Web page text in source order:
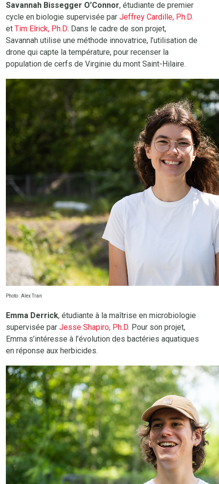
Savannah Bissegger O’Connor, étudiante de premier
cycle en biologie supervisée par Jeffrey Cardille, Ph.D.
et Tim Elrick, Ph.D. Dans le cadre de son projet,
Savannah utilise une méthode innovatrice, l’utilisation de
drone qui capte la température, pour recenser la
population de cerfs de Virginie du mont Saint-Hilaire.
Photo : Alex Tran
Emma Derrick, étudiante à la maîtrise en microbiologie
supervisée par Jesse Shapiro, Ph.D. Pour son projet,
Emma s’intéresse à l’évolution des bactéries aquatiques
en réponse aux herbicides.